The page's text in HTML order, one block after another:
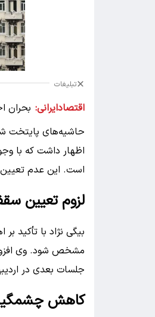
تبلیغات
اقتصادایرانی: بحران
حاشیه‌های پایتخت
اظهار داشت که با
است. این عدم تعیین
لزوم تعیین
بیگی نژاد با تأکید
مشخص شود. وی
جلسات بعدی در
کاهش